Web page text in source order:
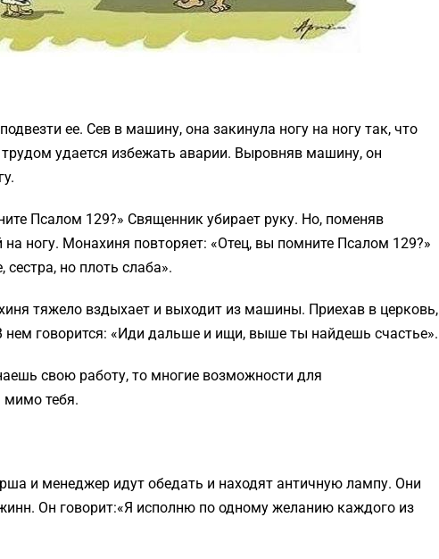
ее. Сев в машину, она закинула ногу на ногу так, что
удается избежать аварии. Выровняв машину, он
Псалом 129?» Священник убирает руку. Но, поменяв
на ногу. Монахиня повторяет: «Отец, вы помните Псалом 129?»
но плоть слаба».
тяжело вздыхает и выходит из машины. Приехав в церковь,
говорится: «Иди дальше и ищи, выше ты найдешь счастье».
свою работу, то многие возможности для
мимо тебя.
и менеджер идут обедать и находят античную лампу. Они
Он говорит:«Я исполню по одному желанию каждого из